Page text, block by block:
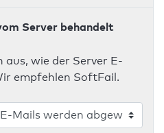
Server behandelt
aus, wie der Server E-
empfehlen SoftFail.